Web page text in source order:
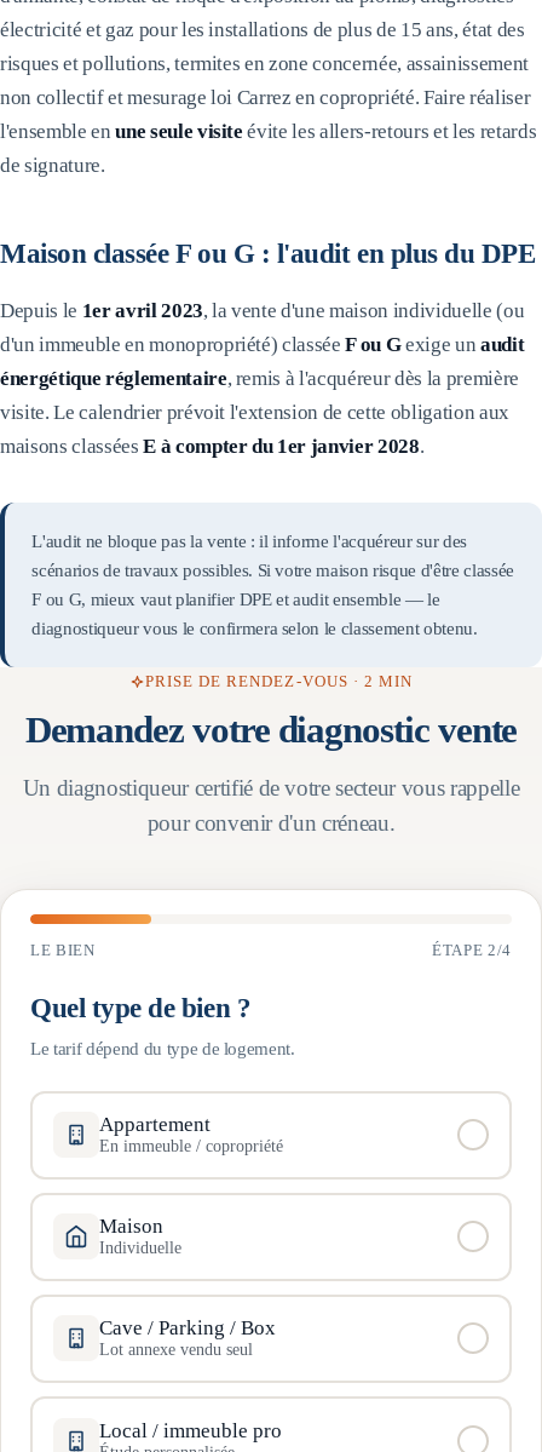
électricité et gaz pour les installations de plus de 15 ans, état des
risques et pollutions, termites en zone concernée, assainissement
non collectif et mesurage loi Carrez en copropriété. Faire réaliser
l'ensemble enune seule visite évite les allers-retours et les retards
de signature.
Maison classée F ou G : l'audit en plus du DPE
Depuis le 1er avril 2023, la vente d'une maison individuelle (ou
d'un immeuble en monopropriété) classéeF ou Gexige un audit
énergétique réglementaire, remis à l'acquéreur dès la première
visite. Le calendrier prévoit l'extension de cette obligation aux
maisons classées E à compter du 1er janvier 2028.
L'audit ne bloque pas la vente : il informe l'acquéreur sur des
scénarios de travaux possibles. Si votre maison risque d'être classée
F ou G, mieux vaut planifier DPE et audit ensemble — le
diagnostiqueur vous le confirmera selon le classement obtenu.
PRISE DE RENDEZ-VOUS · 2 MIN
Demandez votre diagnostic vente
Un diagnostiqueur certifié de votre secteur vous rappelle
pour convenir d'un créneau.
LE BIEN ÉTAPE 2/4
Quel type de bien ?
Le tarif dépend du type de logement.
Appartement
En immeuble / copropriété
Maison
Individuelle
Cave / Parking / Box
Lot annexe vendu seul
Local / immeuble pro